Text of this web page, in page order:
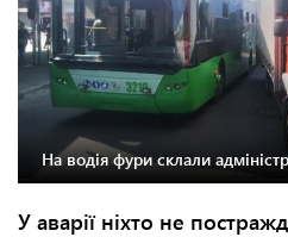
На водія фури склали
У аварії ніхто не